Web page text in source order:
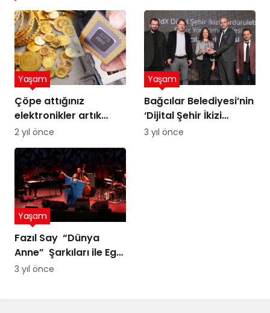
Çöpe attığınız
elektronikler artık
altına dönüşebilir!
suyuyla
Yaşam
2 yıl önce
Bağcılar Belediyesi’nin
‘Dijital Şehir İkizi
Sürdürülebilir Şehir
Yaşam
3 yıl önce
Fazıl Say “Dünya
Anne” Şarkıları ile Ege
Turnesi’nde
Yaşam
3 yıl önce